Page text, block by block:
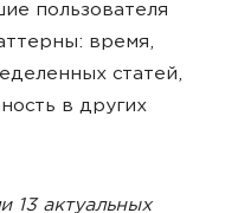
пользователя
время,
статей,
в других
13 актуальных